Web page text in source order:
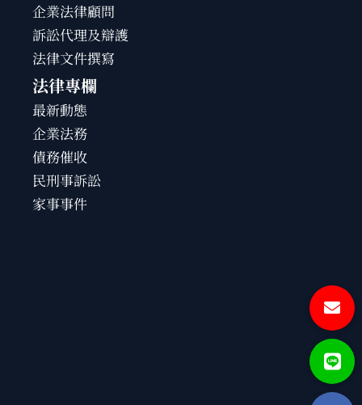
企業法律顧問
訴訟代理及辯護
法律文件撰寫
法律專欄
最新動態
企業法務
債務催收
民刑事訴訟
家事事件